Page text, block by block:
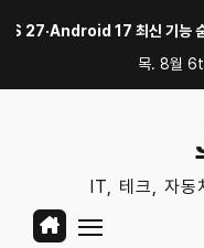
17 최신 기능 숨은 팁
목. 8월
IT, 테크, 자동